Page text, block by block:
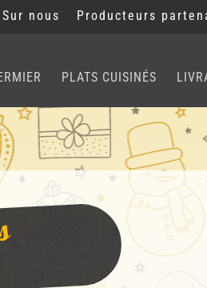
Sur nous Producteurs
PLATS CUISINÉS